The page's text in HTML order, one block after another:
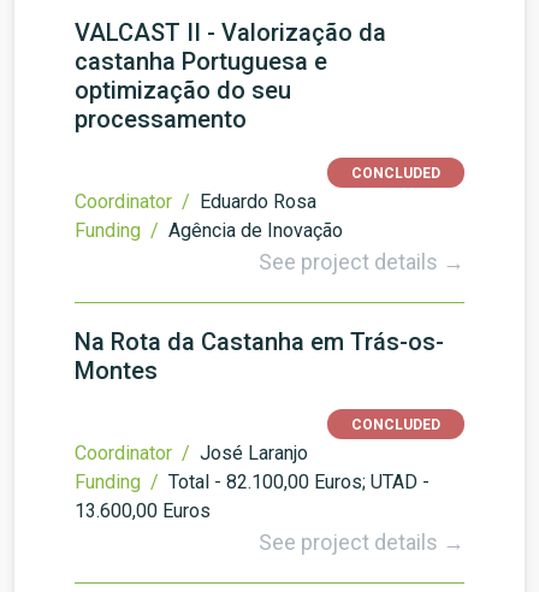
VALCAST II - Valorização da
castanha Portuguesa e
optimização do seu
processamento
CONCLUDED
Coordinator / Eduardo Rosa
Funding / Agência de Inovação
See project details →
Na Rota da Castanha em Trás-os-
Montes
CONCLUDED
Coordinator / José Laranjo
Funding / Total - 82.100,00 Euros; UTAD -
13.600,00 Euros
See project details →